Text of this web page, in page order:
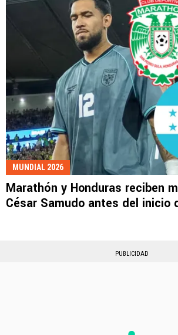
MUNDIAL 2026
Marathón y Honduras reciben
César Samudo antes del inicio
PUBLICIDAD